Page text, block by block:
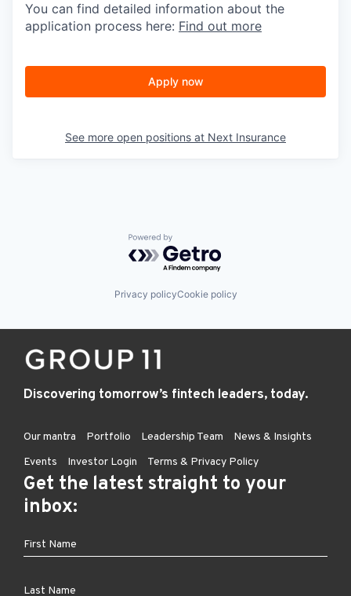
You can find detailed information about the
application process here: Find out more
Apply now
See more open positions at Next Insurance
Powered by Getro.com
Privacy policyCookie policy
Discovering tomorrow’s fintech leaders, today.
Our mantra Portfolio Leadership Team
News & Insights
Events
Investor Login Terms & Privacy Policy
Get the latest straight to your
inbox: